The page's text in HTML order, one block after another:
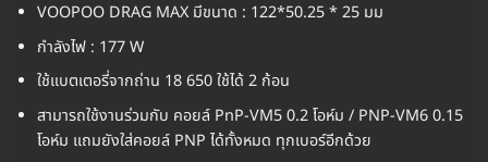
VOOPOO DRAG MAX มีขนาด : 122*50.25 * 25 มม
กำลังไฟ : 177 W
ใช้แบตเตอรี่จากถ่าน 18 650 ใช้ได้ 2 ก้อน
สามารถใช้งานร่วมกับ คอยล์ PnP-VM5 0.2 โอห์ม / PNP-VM6 0.15
โอห์ม แถมยังใส่คอยล์ PNP ได้ทั้งหมด ทุกเบอร์อีกด้วย